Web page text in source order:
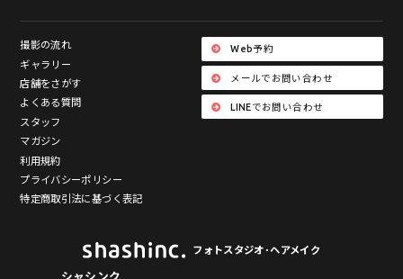
撮影の流れ
ギャラリー
店舗をさがす
よくある質問
スタッフ
マガジン
利用規約
プライバシーポリシー
特定商取引法に基づく表記
Web予約
メールでお問い合わせ
LINEでお問い合わせ
フォトスタジオ･ヘアメイク